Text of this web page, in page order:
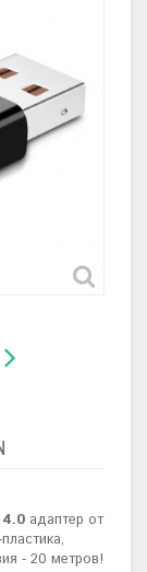
адаптер от
- 20 метров!